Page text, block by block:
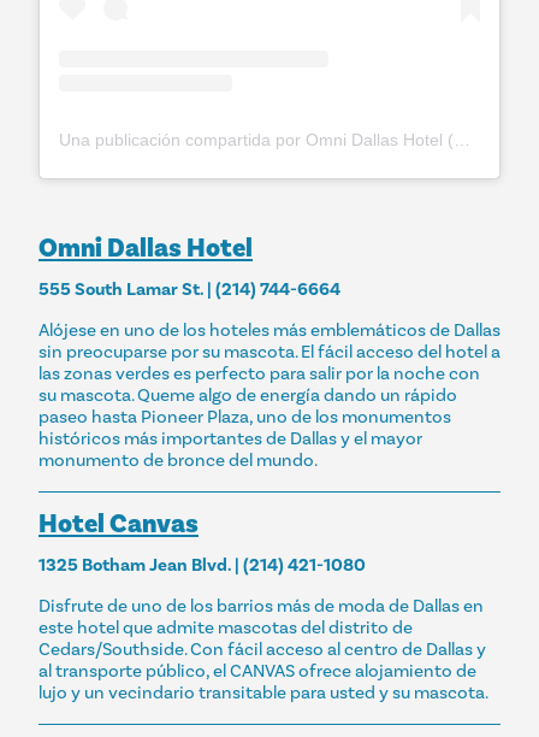
Omni Dallas Hotel
555 South Lamar St. | (214) 744-6664
Alójese en uno de los hoteles más emblemáticos de Dallas
sin preocuparse por su mascota. El fácil acceso del hotel a
las zonas verdes es perfecto para salir por la noche con
su mascota. Queme algo de energía dando un rápido
paseo hasta Pioneer Plaza, uno de los monumentos
históricos más importantes de Dallas y el mayor
monumento de bronce del mundo.
Hotel Canvas
1325 Botham Jean Blvd. | (214) 421-1080
Disfrute de uno de los barrios más de moda de Dallas en
este hotel que admite mascotas del distrito de
Cedars/Southside. Con fácil acceso al centro de Dallas y
al transporte público, el CANVAS ofrece alojamiento de
lujo y un vecindario transitable para usted y su mascota.